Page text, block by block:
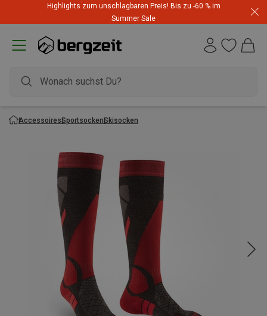
Highlights zum unschlagbaren Preis! Bis zu -60 % im
Summer Sale
AccessoiresSportsockenSkisocken